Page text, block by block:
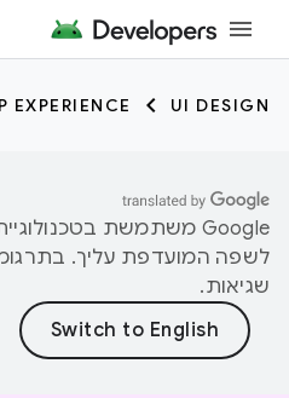
UI DESIGN
EXPERIENCE
לשפה המועדפת עליך.
שגיאות.